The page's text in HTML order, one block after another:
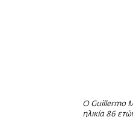
Ο Guillermo
ηλικία 86